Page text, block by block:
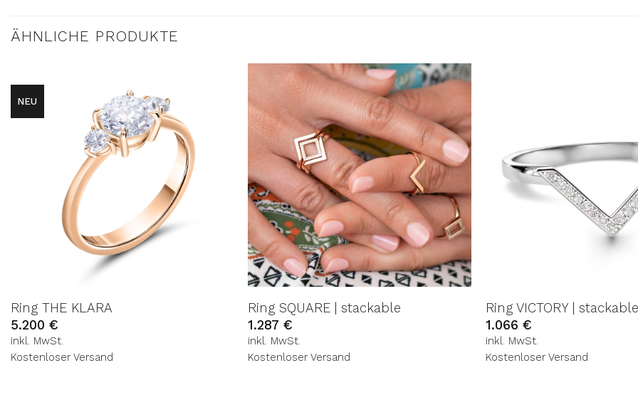
ÄHNLICHE PRODUKTE
NEU
AUF DIE
WUNSCHLISTE
Ring THE KLARA
5.200 €
inkl. MwSt.
Kostenloser Versand
AUF DIE
WUNSCHLISTE
Ring SQUARE | stackable
1.287€
inkl. MwSt.
Kostenloser Versand
Ring VICTORY | stackable
1.066 €
inkl. MwSt.
Kostenloser Versand